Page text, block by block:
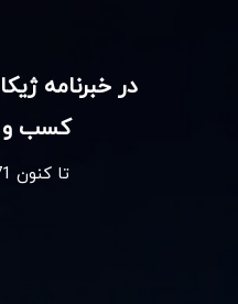
در خبرنامه
کسب و
تا کنون